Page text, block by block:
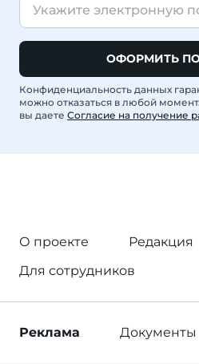
ОФОРМИТЬ
Конфиденциальность данных
можно отказаться в любой
вы даете Согласие на получение
О проекте
Редакция
Для сотрудников
Реклама Документы